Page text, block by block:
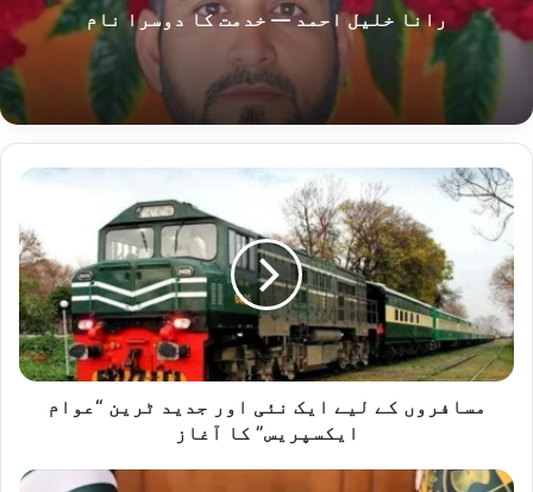
رانا خلیل احمد — خدمت کا دوسرا نام
مسافروں
کے
لیے
ایک
نئی
اور
جدید
ٹرین
“عوام
ایکسپریس”
مسافروں کے لیے ایک نئی اور جدید ٹرین “عوام
ایکسپریس” کا آغاز
سحاق